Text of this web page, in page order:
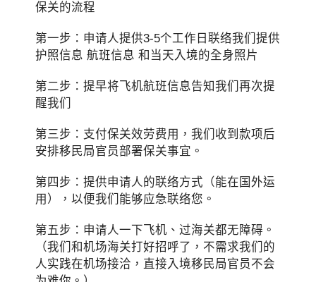
保关的流程
第一步：申请人提供3-5个工作日联络我们提供
护照信息 航班信息 和当天入境的全身照片
第二步：提早将飞机航班信息告知我们再次提
醒我们
第三步：支付保关效劳费用，我们收到款项后
安排移民局官员部署保关事宜。
第四步：提供申请人的联络方式（能在国外运
用），以便我们能够应急联络您。
第五步：申请人一下飞机、过海关都无障碍。
（我们和机场海关打好招呼了，不需求我们的
人实践在机场接洽，直接入境移民局官员不会